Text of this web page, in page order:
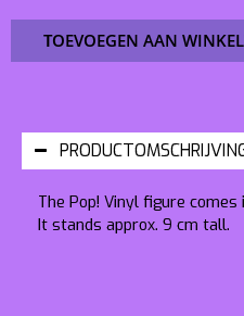
TOEVOEGEN AAN
The Pop! Vinyl figure
It stands approx. 9 cm tall.